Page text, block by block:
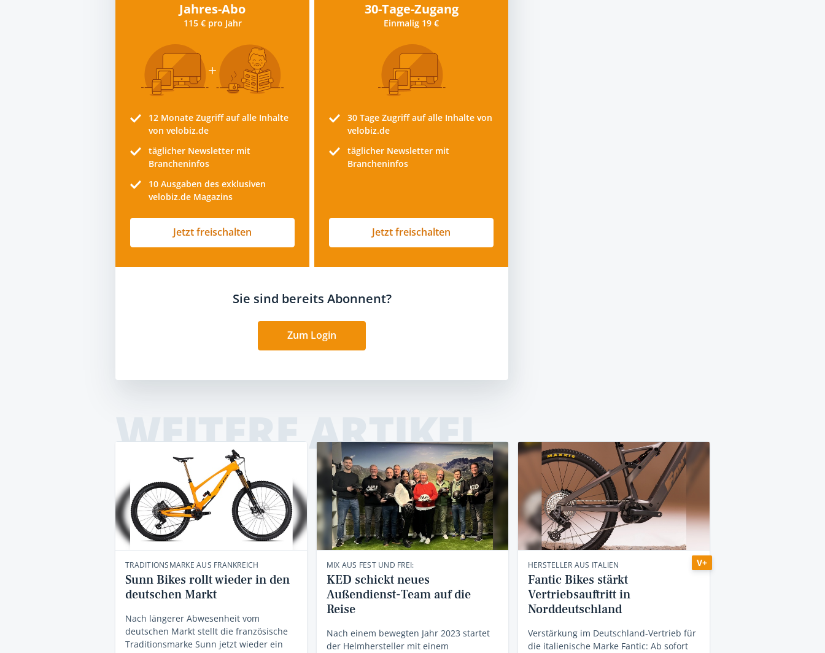
Jahres-Abo
115 € pro Jahr
12 Monate Zugriff auf alle Inhalte
von velobiz.de
täglicher Newsletter mit
Brancheninfos
10 Ausgaben des exklusiven
velobiz.de Magazins
Jetzt freischalten
30-Tage-Zugang
Einmalig 19 €
30 Tage Zugriff auf alle Inhalte von
velobiz.de
täglicher Newsletter mit
Brancheninfos
Jetzt freischalten
Sie sind bereits Abonnent?
Zum Login
WEITERE ARTIKEL
TRADITIONSMARKE AUS FRANKREICH
Sunn Bikes rollt wieder in den
deutschen Markt
Nach längerer Abwesenheit vom
deutschen Markt stellt die französische
Traditionsmarke Sunn jetzt wieder ein
MIX AUS FEST UND FREI:
KED schickt neues
Außendienst-Team auf die
Reise
Nach einem bewegten Jahr 2023 startet
der Helmhersteller mit einem
V+
HERSTELLER AUS ITALIEN
Fantic Bikes stärkt
Vertriebsauftritt in
Norddeutschland
Verstärkung im Deutschland-Vertrieb für
die italienische Marke Fantic: Ab sofort